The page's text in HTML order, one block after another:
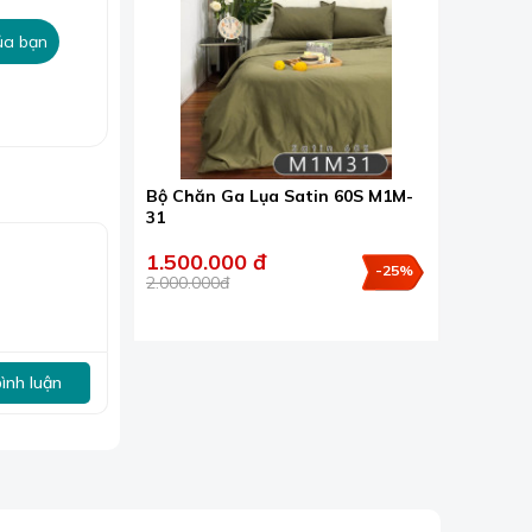
yên tâm
bạn
luận
Bộ Chăn Ga Lụa Satin 60S M1M-
31
1.500.000 đ
2.000.000đ
-25%